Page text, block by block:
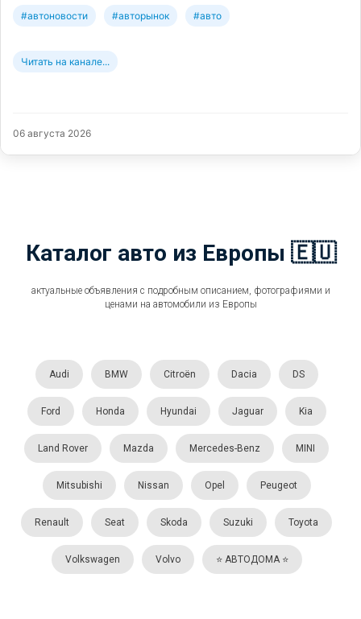
#автоновости #авторынок #авто
Читать на канале...
06 августа 2026
Каталог авто из Европы 🇪🇺
актуальные объявления с подробным описанием, фотографиями и
ценами на автомобили из Европы
Audi BMW Citroën Dacia DS
Ford Honda Hyundai Jaguar Kia
Land Rover Mazda Mercedes-Benz MINI
Mitsubishi Nissan Opel Peugeot
Renault Seat Skoda Suzuki Toyota
Volkswagen Volvo ⭐️ АВТОДОМА ⭐️